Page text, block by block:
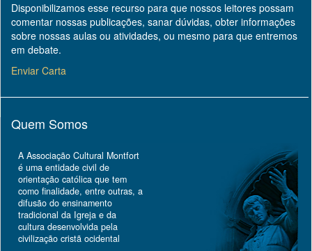
Disponibilizamos esse recurso para que nossos leitores possam
comentar nossas publicações, sanar dúvidas, obter informações
sobre nossas aulas ou atividades, ou mesmo para que entremos
em debate.
Enviar Carta
Quem Somos
A Associação Cultural Montfort
é uma entidade civil de
orientação católica que tem
como finalidade, entre outras, a
difusão do ensinamento
tradicional da Igreja e da
cultura desenvolvida pela
civilização cristã ocidental